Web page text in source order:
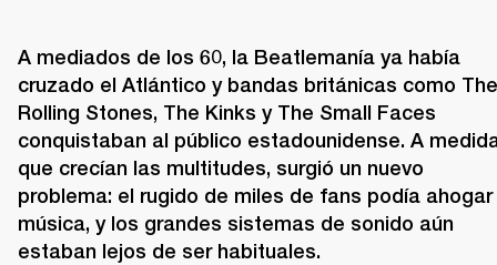
A mediados de los 60, la Beatlemanía ya había
cruzado el Atlántico y bandas británicas como The
Rolling Stones, The Kinks y The Small Faces
conquistaban al público estadounidense. A
que crecían las multitudes, surgió un nuevo
problema: el rugido de miles de fans podía ahogar
música, y los grandes sistemas de sonido aún
estaban lejos de ser habituales.